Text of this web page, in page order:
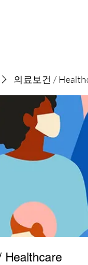
의료보건 /
Healthcare